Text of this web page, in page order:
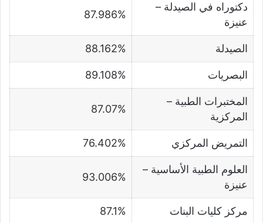
دكتوراه في الصيدلة –
عنيزة
87.986%
الصيدلة 88.162%
البصريات 89.108%
المختبرات الطبية –
المركزية
87.07%
التمريض المركزي 76.402%
العلوم الطبية الأساسية –
عنيزة
93.006%
مركز كليات البنات 87.1%